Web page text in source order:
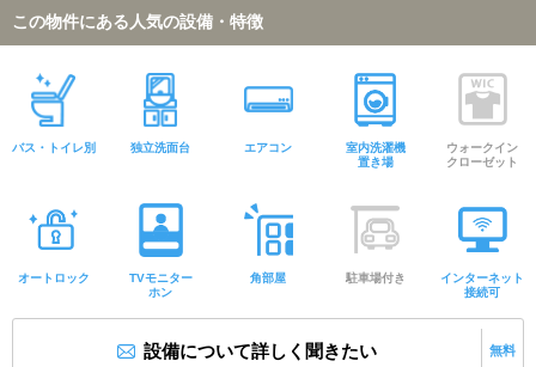
この物件にある人気の設備・特徴
バス・トイレ別 独立洗面台 エアコン
室内洗濯機
置き場
ウォークイン
クローゼット
オートロック
TVモニター
ホン
角部屋 駐車場付き
インターネット
接続可
設備について詳しく聞きたい 無料